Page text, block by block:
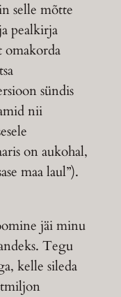
selle mõtte
pealkirja
omakorda
sündis
nii
on aukohal,
maa laul”).
jäi minu
Tegu
kelle sileda